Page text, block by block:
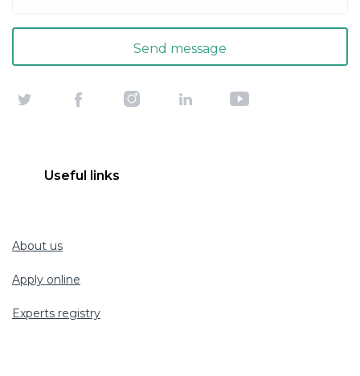
Useful links
About us
Apply online
Experts registry